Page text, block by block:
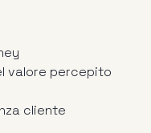
valore percepito
cliente